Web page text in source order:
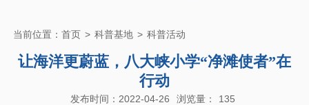
当前位置： 首页 > 科普基地 > 科普活动
让海洋更蔚蓝，八大峡小学“净滩使者”在
行动
发布时间：2022-04-26 浏览量： 135